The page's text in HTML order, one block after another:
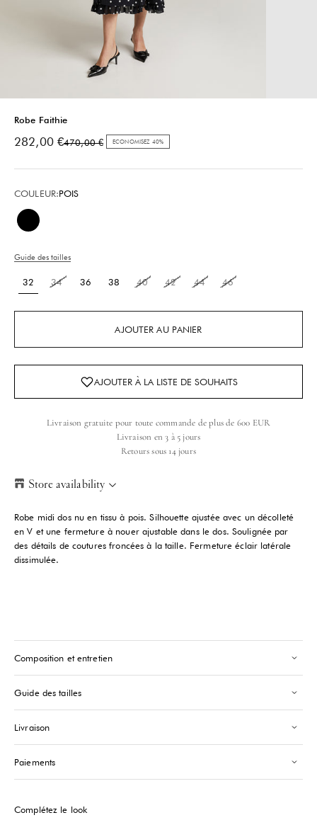
Robe Faithie
Prix de vente
282,00 €Prix normal
470,00 € ECONOMISEZ 40%
COULEUR:POIS
Pois
Guide des tailles
32 34 36 38 40 42 44 46
AJOUTER AU PANIER
Livraison gratuite pour toute commande de plus de 600 EUR
Livraison en 3 à 5 jours
Retours sous 14 jours
Store availability
Helsinki Store
Sold out
Kasarmikatu 46-48 Helsinki, 00130
+358409051602
Saint-Tropez-Sold out
24 Boulevard Louis Blanc Saint-Tropez, 83990
Please note that the Stock may vary and change quickly.
Robe midi dos nu en tissu à pois. Silhouette ajustée avec un décolleté
en V et une fermeture à nouer ajustable dans le dos. Soulignée par
des détails de coutures froncées à la taille. Fermeture éclair latérale
dissimulée.
Composition et entretien
Guide des tailles
Livraison
Paiements
Complétez le look